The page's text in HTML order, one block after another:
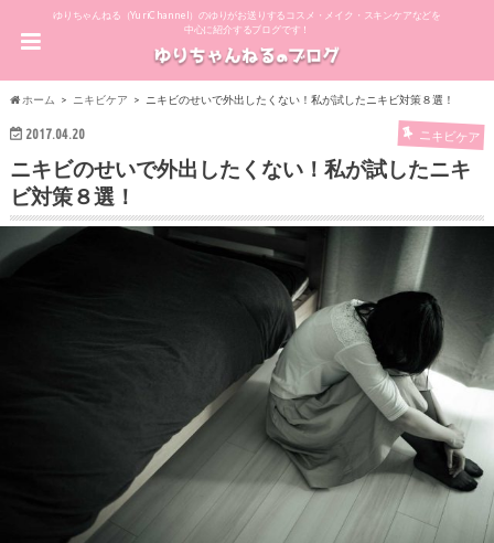
ゆりちゃんねる（YuriChannel）のゆりがお送りするコスメ・メイク・スキンケアなどを
中心に紹介するブログです！
ホーム ニキビケア ニキビのせいで外出したくない！私が試したニキビ対策８選！
2017.04.20 ニキビケア
ニキビのせいで外出したくない！私が試したニキ
ビ対策８選！